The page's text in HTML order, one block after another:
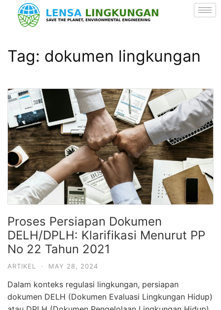
Tag: dokumen lingkungan
Proses Persiapan Dokumen
DELH/DPLH: Klarifikasi Menurut PP
No 22 Tahun 2021
ARTIKEL · MAY 28, 2024
Dalam konteks regulasi lingkungan, persiapan
dokumen DELH (Dokumen Evaluasi Lingkungan Hidup)